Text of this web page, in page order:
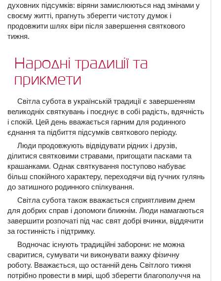
духовних підсумків: віряни замислюються над змінами у
своєму житті, прагнуть зберегти чистоту думок і
продовжити шлях віри після завершення святкового
тижня.
Народні традиції та
прикмети
Світла субота в українській традиції є завершенням
великодніх святкувань і поєднує в собі радість, вдячність
і спокій. Цей день вважається гарним для родинного
єднання та підбиття підсумків святкового періоду.
Люди продовжують відвідувати рідних і друзів,
ділитися святковими стравами, пригощати пасками та
крашанками. Однак святкування поступово набуває
більш спокійного характеру, переходячи від гучних гулянь
до затишного родинного спілкування.
Світла субота також вважається сприятливим днем
для добрих справ і допомоги ближнім. Люди намагаються
завершити розпочаті під час свят добрі вчинки, віддячити
за гостинність і підтримку.
Водночас існують традиційні заборони: не можна
сваритися, сумувати чи виконувати важку фізичну
роботу. Вважається, що останній день Світлого тижня
потрібно провести в мирі, щоб зберегти благополуччя на